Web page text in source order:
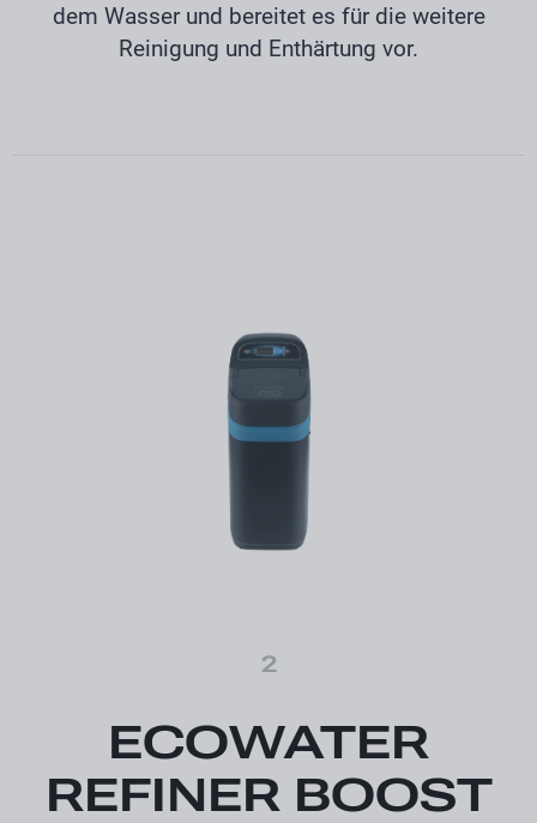
dem Wasser und bereitet es für die weitere
Reinigung und Enthärtung vor.
2
ECOWATER
REFINER BOOST